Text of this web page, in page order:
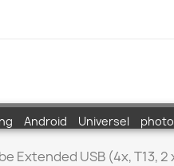
Android Universel
Extended USB (4x, T13, 2